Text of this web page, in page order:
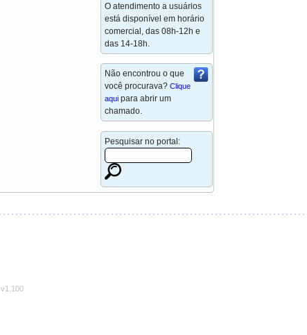
O atendimento a usuários
está disponível em horário
comercial, das 08h-12h e
das 14-18h.
Não encontrou o que
você procurava? Clique
aquipara abrir um
chamado.
Pesquisar no portal:
v1.100